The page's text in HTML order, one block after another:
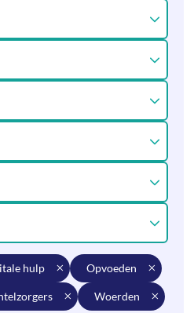
hulp opvoeden
woerden